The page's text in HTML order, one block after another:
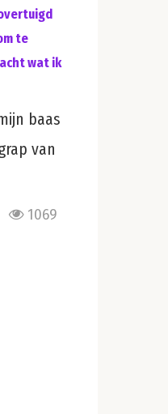
te
wat ik
baas
van
1069